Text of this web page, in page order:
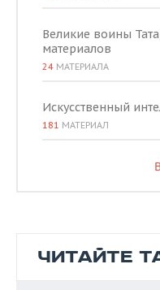
Великие воины
материалов
24 МАТЕРИАЛА
Искусственный
181 МАТЕРИАЛ
ЧИТАЙТЕ